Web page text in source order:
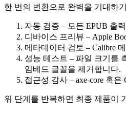
한 번의 변환으로 완벽을 기대하
자동 검증 – 모든 EPUB 출
디바이스 프리뷰 – Apple
메타데이터 검토 – Calibre
성능 테스트 – 파일 크기를
임베드 글꼴을 제거합니다.
접근성 감사 – axe-core 혹은
위 단계를 반복하면 최종 제품이